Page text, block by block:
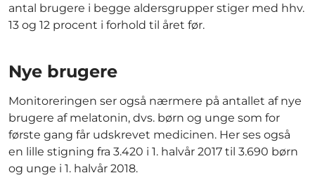
antal brugere i begge aldersgrupper stiger med hhv.
13 og 12 procent i forhold til året før.
Nye brugere
Monitoreringen ser også nærmere på antallet af nye
brugere af melatonin, dvs. børn og unge som for
første gang får udskrevet medicinen. Her ses også
en lille stigning fra 3.420 i 1. halvår 2017 til 3.690 børn
og unge i 1. halvår 2018.